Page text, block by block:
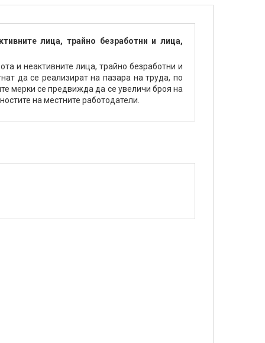
лица, трайно безработни и лица,
и неактивните лица, трайно безработни и
да се реализират на пазара на труда, по
мерки се предвижда да се увеличи броя на
на местните работодатели.